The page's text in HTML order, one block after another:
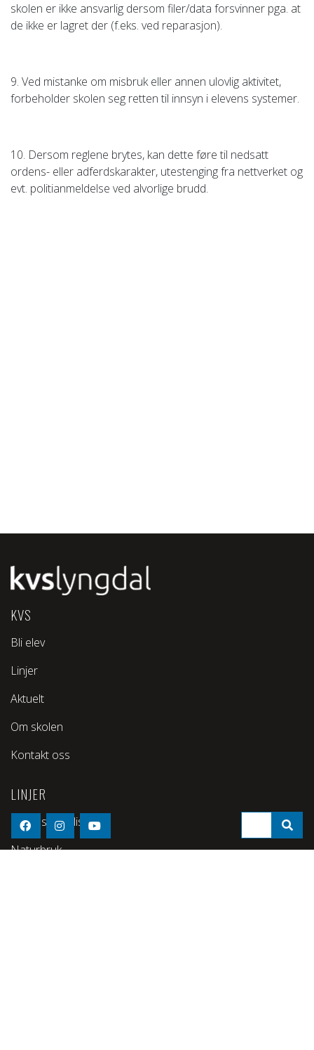
skolen er ikke ansvarlig dersom filer/data forsvinner pga. at
de ikke er lagret der (f.eks. ved reparasjon).
9. Ved mistanke om misbruk eller annen ulovlig aktivitet,
forbeholder skolen seg retten til innsyn i elevens systemer.
10. Dersom reglene brytes, kan dette føre til nedsatt
ordens- eller adferdskarakter, utestenging fra nettverket og
evt. politianmeldelse ved alvorlige brudd.
KVS
Bli elev
Linjer
Aktuelt
Om skolen
Kontakt oss
LINJER
Studiespesialisering
Naturbruk